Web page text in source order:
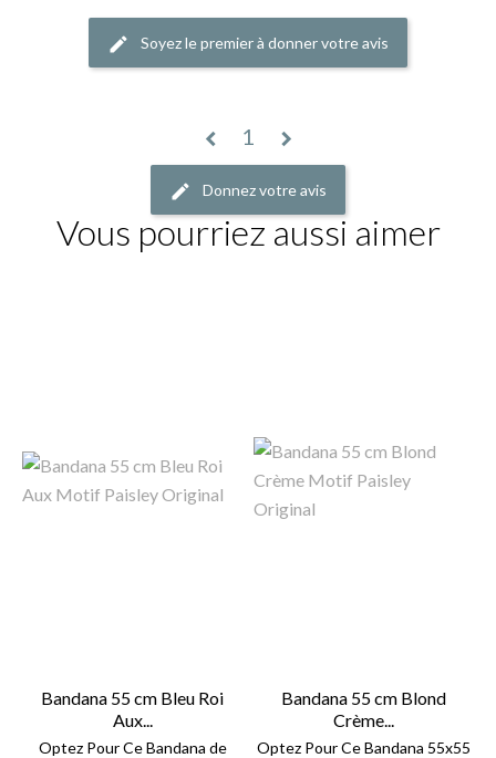
Soyez le premier à donner votre avis
chevron_left 1 chevron_right
Donnez votre avis
Vous pourriez aussi aimer
Bandana 55 cm Bleu Roi
Aux...
Optez Pour Ce Bandana de
Bandana 55 cm Blond
Crème...
Optez Pour Ce Bandana 55x55